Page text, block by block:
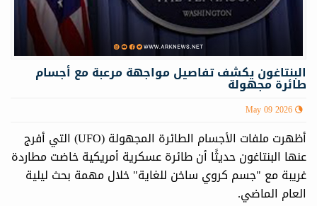
البنتاغون يكشف تفاصيل مواجهة مرعبة مع أجسام
طائرة مجهولة
May 09 2026
أظهرت ملفات الأجسام الطائرة المجهولة (UFO) التي أفرج
عنها البنتاغون حديثًا أن طائرة عسكرية أمريكية خاضت مطاردة
غريبة مع "جسم كروي ساخن للغاية" خلال مهمة بحث ليلية
العام الماضي.